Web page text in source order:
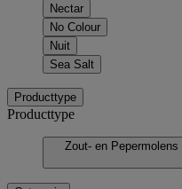
Nectar
No Colour
Nuit
Sea Salt
Producttype
Producttype
Zout- en Pepermolens